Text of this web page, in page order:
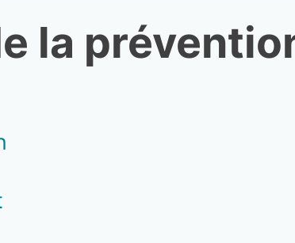
la